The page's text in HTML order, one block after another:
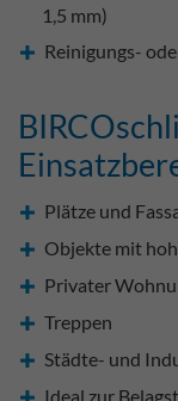
1,5 mm)
Reinigungs-
Plätze und
Objekte mit
Privater
Treppen
Städte- und
Ideal zur